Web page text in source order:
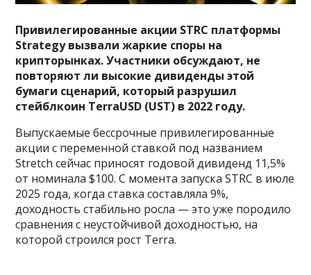
Привилегированные акции STRC платформы
Strategy вызвали жаркие споры на
крипторынках. Участники обсуждают, не
повторяют ли высокие дивиденды этой
бумаги сценарий, который разрушил
стейблкоин TerraUSD (UST) в 2022 году.
Выпускаемые бессрочные привилегированные
акции с переменной ставкой под названием
Stretch сейчас приносят годовой дивиденд 11,5%
от номинала $100. С момента запуска STRC в июле
2025 года, когда ставка составляла 9%,
доходность стабильно росла — это уже породило
сравнения с неустойчивой доходностью, на
которой строился рост Terra.